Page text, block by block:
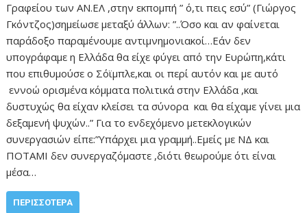
Γραφείου των ΑΝ.ΕΛ ,στην εκπομπή ” ό,τι πεις εσύ” (Γιώργος
Γκόντζος)σημείωσε μεταξύ άλλων: ”..Όσο και αν φαίνεται
παράδοξο παραμένουμε αντιμνημονιακοί…Εάν δεν
υπογράφαμε η Ελλάδα θα είχε φύγει από την Ευρώπη,κάτι
που επιθυμούσε ο Σόϊμπλε,και οι περί αυτόν και με αυτό
εννοώ ορισμένα κόμματα πολιτικά στην Ελλάδα ,και
δυστυχώς θα είχαν κλείσει τα σύνορα και θα είχαμε γίνει μια
δεξαμενή ψυχών..” Για το ενδεχόμενο μετεκλογικών
συνεργασιών είπε:”Υπάρχει μια γραμμή..Εμείς με ΝΔ και
ΠΟΤΑΜΙ δεν συνεργαζόμαστε ,διότι θεωρούμε ότι είναι
μέσα…
ΠΕΡΙΣΣΌΤΕΡΑ